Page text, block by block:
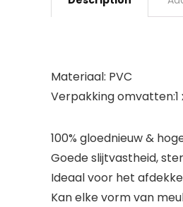
Materiaal: PVC
Verpakking
100% gloednieuw &
Goede slijtvastheid,
Ideaal voor het
Kan elke vorm van